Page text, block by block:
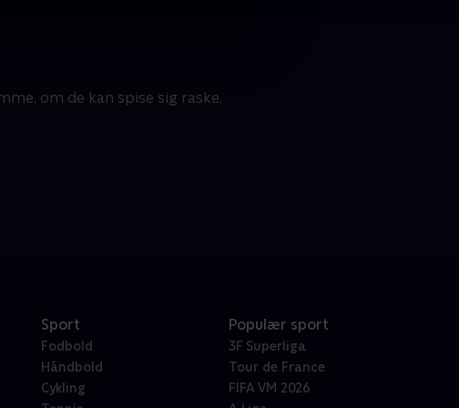
om de kan spise sig raske.
Sport
Fodbold
Håndbold
Cykling
Populær sport
3F Superliga
Tour de France
FIFA VM 2026